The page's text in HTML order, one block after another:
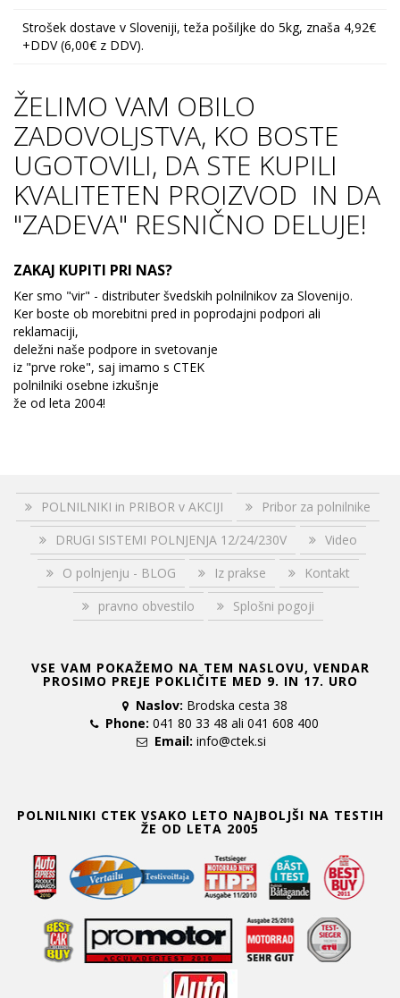
Strošek dostave v Sloveniji, teža pošiljke do 5kg, znaša 4,92€
+DDV (6,00€ z DDV).
ŽELIMO VAM OBILO
ZADOVOLJSTVA, KO BOSTE
UGOTOVILI, DA STE KUPILI
KVALITETEN PROIZVOD IN DA
"ZADEVA" RESNIČNO DELUJE!
ZAKAJ KUPITI PRI NAS?
Ker smo "vir" - distributer švedskih polnilnikov za Slovenijo.
Ker boste ob morebitni pred in poprodajni podpori ali
reklamaciji,
deležni naše podpore in svetovanje
iz "prve roke", saj imamo s CTEK
polnilniki osebne izkušnje
že od leta 2004!
POLNILNIKI in PRIBOR v AKCIJI
Pribor za polnilnike
DRUGI SISTEMI POLNJENJA 12/24/230V
Video
O polnjenju - BLOG
Iz prakse
Kontakt
pravno obvestilo
Splošni pogoji
VSE VAM POKAŽEMO NA TEM NASLOVU, VENDAR
PROSIMO PREJE POKLIČITE MED 9. IN 17. URO
Naslov: Brodska cesta 38
Phone: 041 80 33 48 ali 041 608 400
Email: info@ctek.si
POLNILNIKI CTEK VSAKO LETO NAJBOLJŠI NA TESTIH
ŽE OD LETA 2005